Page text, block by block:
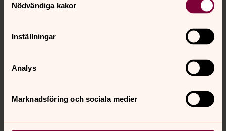
Nödvändiga kakor
Inställningar
Analys
Marknadsföring och sociala medier
Kalender
Hitta snabbt
Sociala kanaler